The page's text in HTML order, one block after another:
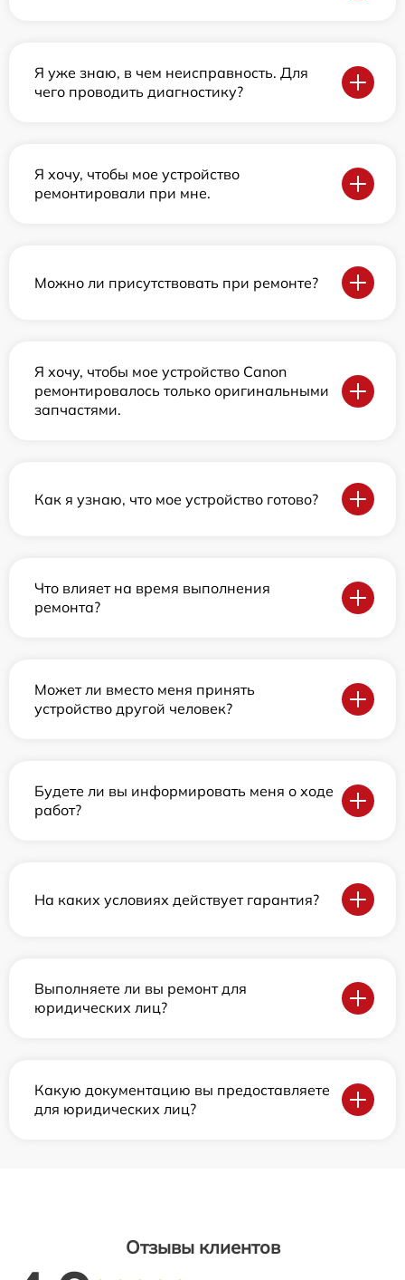
Я уже знаю, в чем неисправность. Для
чего проводить диагностику?
Я хочу, чтобы мое устройство
ремонтировали при мне.
Можно ли присутствовать при ремонте?
Я хочу, чтобы мое устройство Canon
ремонтировалось только оригинальными
запчастями.
Как я узнаю, что мое устройство готово?
Что влияет на время выполнения
ремонта?
Может ли вместо меня принять
устройство другой человек?
Будете ли вы информировать меня о ходе
работ?
На каких условиях действует гарантия?
Выполняете ли вы ремонт для
юридических лиц?
Какую документацию вы предоставляете
для юридических лиц?
Отзывы клиентов